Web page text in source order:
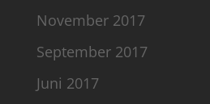
November 2017
September 2017
Juni 2017